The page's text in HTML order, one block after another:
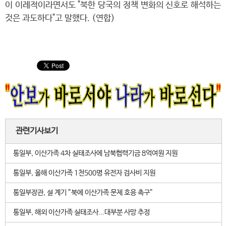
이 이례적이라면서도 "북한 당국의 정책 변화의 신호로 해석하는
것은 과도하다"고 말했다. (연합)
관련기사보기
통일부, 이산가족 4차 실태조사에 남북협력기금 8억여원 지원
통일부, 올해 이산가족 1천500명 유전자 검사비 지원
통일부장관, 설 계기 ”북에 이산가족 문제 호응 촉구”
통일부, 해외 이산가족 실태조사...대부분 사망 추정